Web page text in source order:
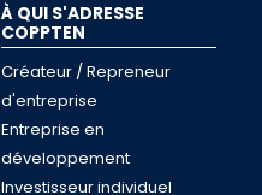
À QUI S'ADRESSE
COPPTEN
Créateur / Repreneur
d'entreprise
Entreprise en
développement
Investisseur individuel